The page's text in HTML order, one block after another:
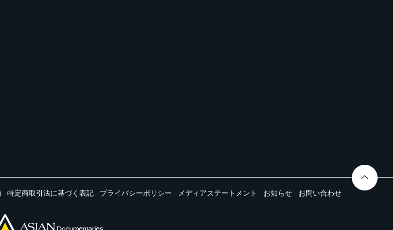
特定商取引法に基づく表記 プライバシーポリシー メディアステートメント お知らせ お問い合わせ